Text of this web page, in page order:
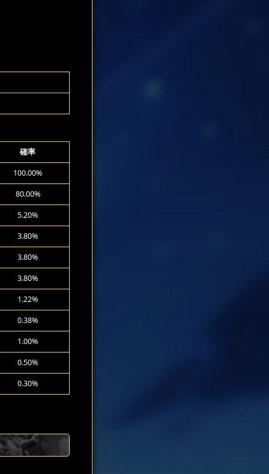
確率
100.00%
80.00%
5.20%
3.80%
3.80%
3.80%
1.22%
0.38%
1.00%
0.50%
0.30%